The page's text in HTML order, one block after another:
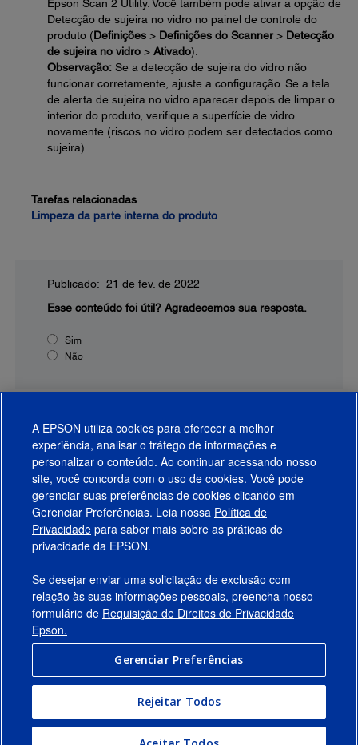
Epson Scan 2 Utility. Você também pode ativar a opção de
Detecção de sujeira no vidro no painel de controle do
produto (Definições > Definições do Scanner> Detecção
de sujeira no vidro > Ativado).
Observação: Se a detecção de sujeira do vidro não
funcionar corretamente, ajuste a configuração. Se a tela
de alerta de sujeira no vidro aparecer depois de limpar o
interior do produto, verifique a superfície de vidro
novamente (riscos no vidro podem ser detectados como
sujeira).
Tarefas relacionadas
Limpeza da parte interna do produto
Publicado: 21 de fev. de 2022
Esse conteúdo foi útil? Agradecemos sua resposta.
Sim
Não
Produtos
Suporte
Links Sugeridos
Empresa
Conecte-se com a Epson
Termos de Uso
A EPSON utiliza cookies para oferecer a melhor
experiência, analisar o tráfego de informações e
personalizar o conteúdo. Ao continuar acessando nosso
site, você concorda com o uso de cookies. Você pode
gerenciar suas preferências de cookies clicando em
Gerenciar Preferências. Leia nossa Política de
Privacidade para saber mais sobre as práticas de
privacidade da EPSON.
Se desejar enviar uma solicitação de exclusão com
relação às suas informações pessoais, preencha nosso
formulário de Requisição de Direitos de Privacidade
Epson.
Gerenciar Preferências
Rejeitar Todos